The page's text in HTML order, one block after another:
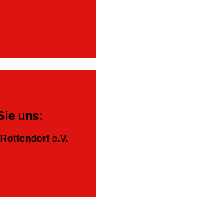
uns:
e.V.